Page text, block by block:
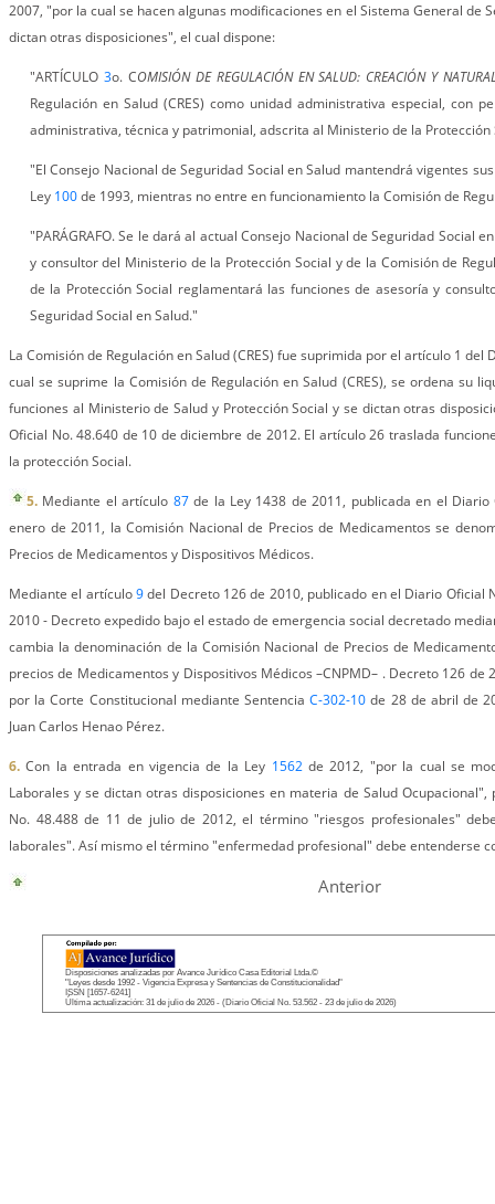
2007, "por la cual se hacen algunas modificaciones en el Sistema General de
dictan otras disposiciones", el cual dispone:
"ARTÍCULO 3o. COMISIÓN DE REGULACIÓN EN SALUD: CREACIÓN Y
Regulación en Salud (CRES) como unidad administrativa especial, con
administrativa, técnica y patrimonial, adscrita al Ministerio de la Protección
"El Consejo Nacional de Seguridad Social en Salud mantendrá vigentes
Ley 100de 1993, mientras no entre en funcionamiento la Comisión de
"PARÁGRAFO. Se le dará al actual Consejo Nacional de Seguridad Social
y consultor del Ministerio de la Protección Social y de la Comisión de
de la Protección Social reglamentará las funciones de asesoría y
Seguridad Social en Salud."
La Comisión de Regulación en Salud (CRES) fue suprimida por el artículo 1 del
cual se suprime la Comisión de Regulación en Salud (CRES), se ordena su
funciones al Ministerio de Salud y Protección Social y se dictan otras
Oficial No. 48.640 de 10 de diciembre de 2012. El artículo 26 traslada
la protección Social.
5. Mediante el artículo 87de la Ley 1438 de 2011, publicada en el
enero de 2011, la Comisión Nacional de Precios de Medicamentos se
Precios de Medicamentos y Dispositivos Médicos.
Mediante el artículo9del Decreto 126 de 2010, publicado en el Diario Oficial
2010 - Decreto expedido bajo el estado de emergencia social decretado
cambia la denominación de la Comisión Nacional de Precios de
precios de Medicamentos y Dispositivos Médicos –CNPMD– . Decreto 126 de
por la Corte Constitucional mediante SentenciaC-302-10 de 28 de abril de
Juan Carlos Henao Pérez.
6. Con la entrada en vigencia de la Ley 1562de 2012, "por la cual se
Laborales y se dictan otras disposiciones en materia de Salud
No. 48.488 de 11 de julio de 2012, el término "riesgos profesionales"
laborales". Así mismo el término "enfermedad profesional" debe entenderse
Anterior
Disposiciones analizadas por Avance Jurídico Casa Editorial Ltda.©
"Leyes desde 1992 - Vigencia Expresa y Sentencias de Constitucionalidad"
ISSN [1657-6241]
Última actualización: 31 de julio de 2026 - (Diario Oficial No. 53.562 - 23 de julio de 2026)